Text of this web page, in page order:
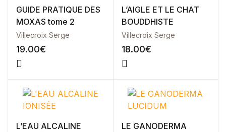
Shop List v2
Shop List v3
Shop List v4
Shop List v6
Shop List v7
Shop List v8
Shop List v9
Blog v1
Blog v3
GUIDE PRATIQUE DES
MOXAS tome 2
Villecroix Serge
19.00€
L’AIGLE ET LE CHAT
BOUDDHISTE
Villecroix Serge
18.00€
L’EAU ALCALINE
LE GANODERMA